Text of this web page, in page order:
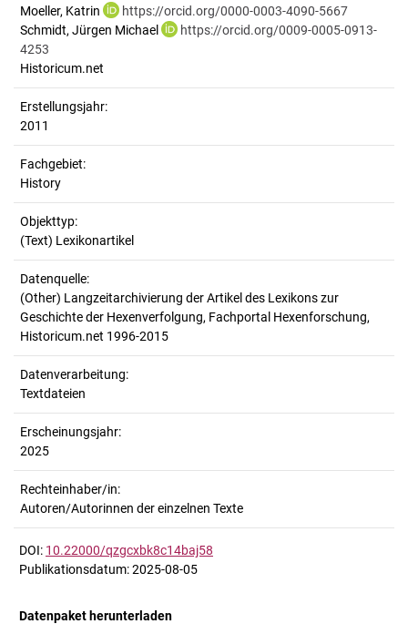
Moeller, Katrin
https://orcid.org/0000-0003-4090-5667
Schmidt, Jürgen Michael
https://orcid.org/0009-0005-0913-
4253
Historicum.net
Erstellungsjahr:
2011
Fachgebiet:
History
Objekttyp:
(Text) Lexikonartikel
Datenquelle:
(Other) Langzeitarchivierung der Artikel des Lexikons zur
Geschichte der Hexenverfolgung, Fachportal Hexenforschung,
Historicum.net 1996-2015
Datenverarbeitung:
Textdateien
Erscheinungsjahr:
2025
Rechteinhaber/in:
Autoren/Autorinnen der einzelnen Texte
DOI: 10.22000/qzgcxbk8c14baj58
Publikationsdatum: 2025-08-05
Datenpaket herunterladen